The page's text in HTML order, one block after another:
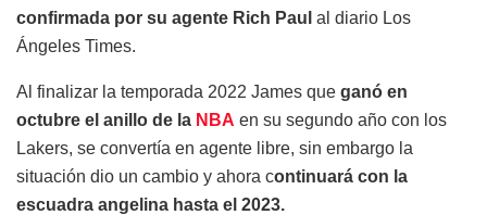
confirmada por su agente Rich Paul al diario Los
Ángeles Times.
Al finalizar la temporada 2022 James que ganó en
octubre el anillo de la NBA en su segundo año con los
Lakers, se convertía en agente libre, sin embargo la
situación dio un cambio y ahora continuará con la
escuadra angelina hasta el 2023.